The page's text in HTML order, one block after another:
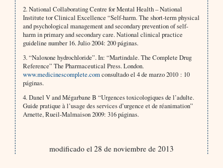
2. National Collaborating Centre for Mental Health – National
Institute tor Clinical Excellence “Self-harm. The short-term physical
and psychological management and secondary prevention of self-
harm in primary and secondary care. National clinical practice
guideline number 16. Julio 2004: 200 páginas.
3. “Naloxone hydrochloride”. In: “Martindale. The Complete Drug
Reference” The Pharmaceutical Press. London.
www.medicinescomplete.comconsultado el 4 de marzo 2010 : 10
páginas.
4. Danel V and Mégarbane B “Urgences toxicologiques de l’adulte.
Guide pratique à l’usage des services d’urgence et de réanimation”
Arnette, Rueil-Malmaison 2009: 316 páginas.
modificado el 28 de noviembre de 2013